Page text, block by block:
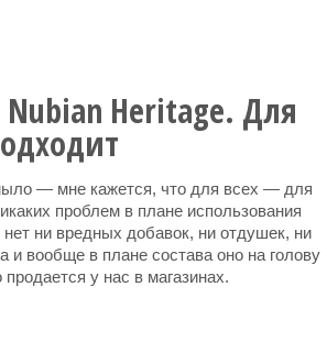
Heritage. Для
— мне кажется, что для всех — для
проблем в плане использования
ни вредных добавок, ни отдушек, ни
и вообще в плане состава оно на голову
у нас в магазинах.